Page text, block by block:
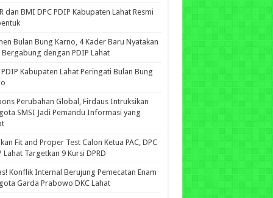
dan BMI DPC PDIP Kabupaten Lahat Resmi
Bulan Bung Karno, 4 Kader Baru Nyatakan
Bergabung dengan PDIP Lahat
PDIP Kabupaten Lahat Peringati Bulan Bung
Perubahan Global, Firdaus Intruksikan
SMSI Jadi Pemandu Informasi yang
Fit and Proper Test Calon Ketua PAC, DPC
Lahat Targetkan 9 Kursi DPRD
Konflik Internal Berujung Pemecatan Enam
Garda Prabowo DKC Lahat